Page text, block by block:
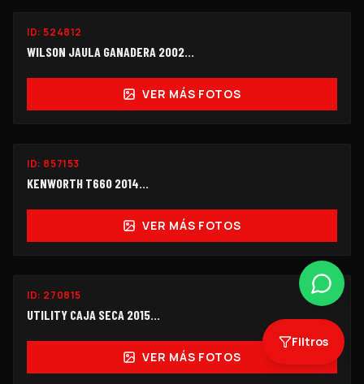
Filtros
ID: 524812
WILSON JAULA GANADERA 2002...
VER MÁS FOTOS
ID: 857153
KENWORTH T660 2014…
VER MÁS FOTOS
$240,000
ID: 270815
UTILITY CAJA SECA 2015...
VER MÁS FOTOS